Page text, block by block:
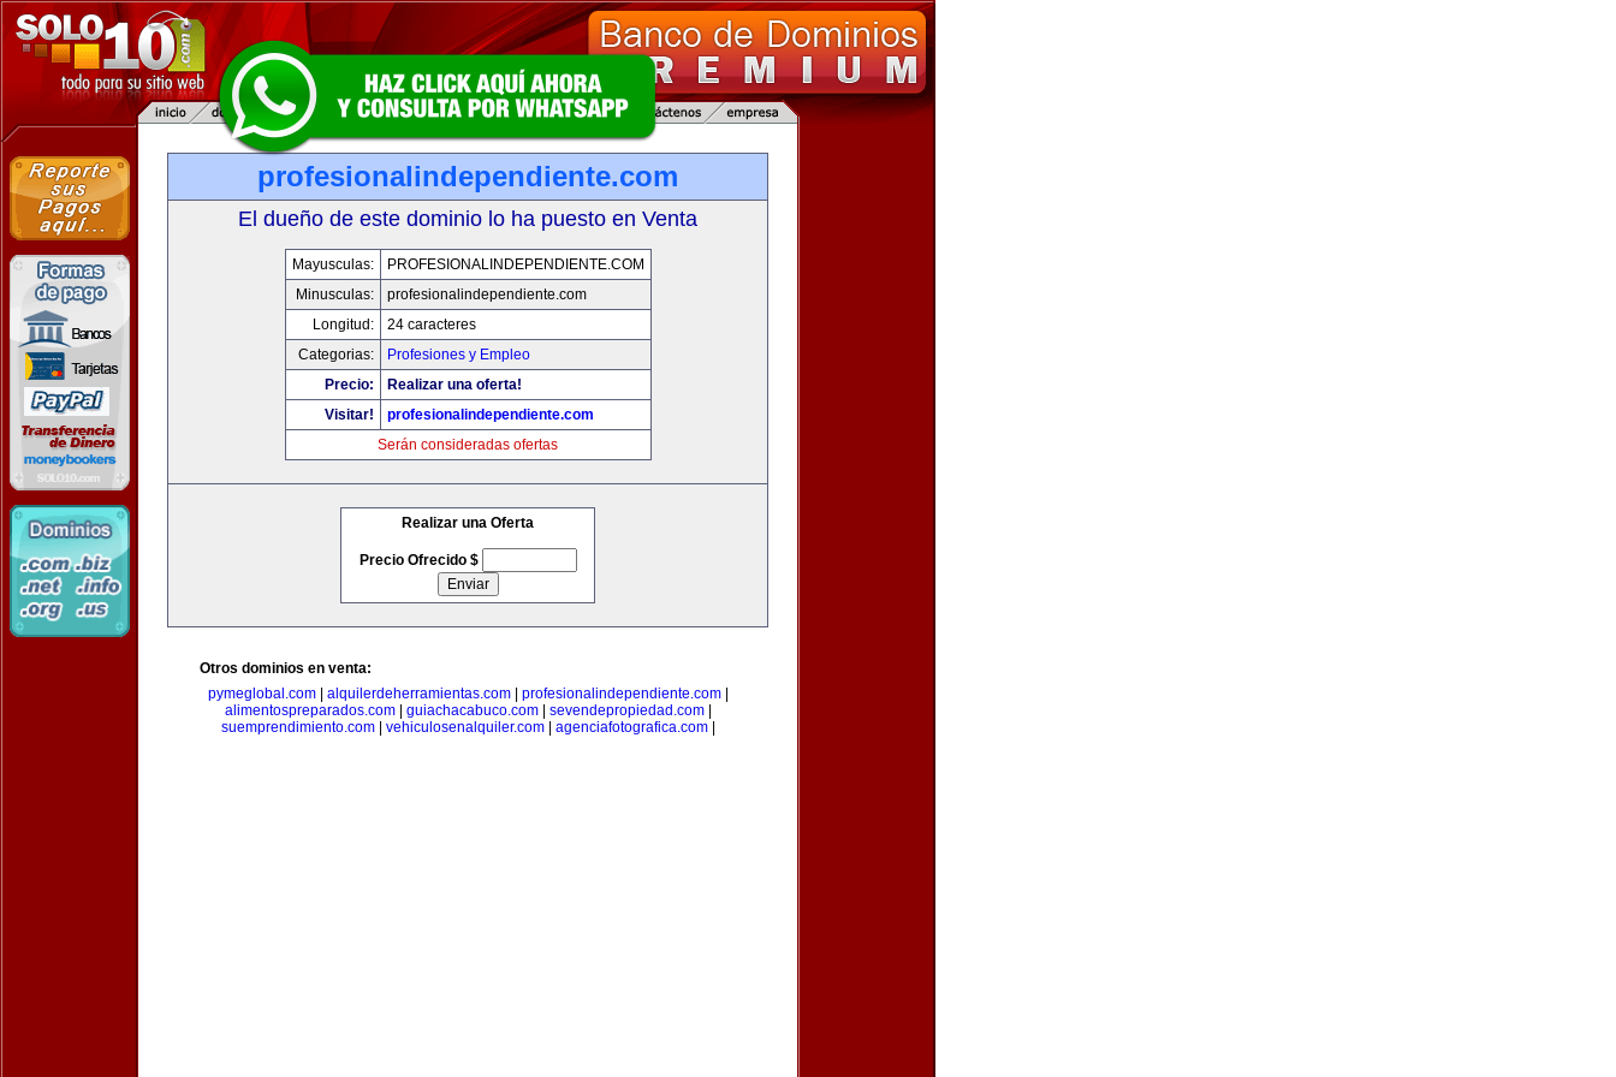
profesionalindependiente.com
El dueño de este dominio lo ha puesto en Venta
Mayusculas:
PROFESIONALINDEPENDIENTE.COM
Minusculas:
profesionalindependiente.com
Longitud:
24 caracteres
Categorias:
Profesiones y Empleo
Precio:
Realizar una oferta!
Visitar!
profesionalindependiente.com
Serán consideradas ofertas
Realizar una Oferta
Precio Ofrecido $
Otros dominios en venta:
pymeglobal.com| alquilerdeherramientas.com| profesionalindependiente.com|
alimentospreparados.com| guiachacabuco.com| sevendepropiedad.com|
suemprendimiento.com| vehiculosenalquiler.com| agenciafotografica.com|